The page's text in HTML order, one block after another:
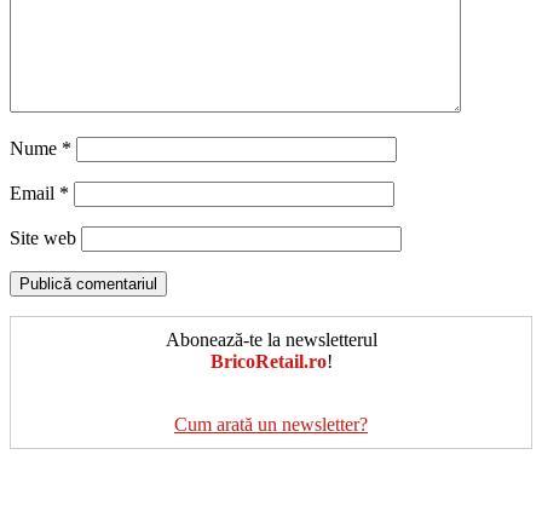
Nume *
Email *
Site web
Abonează-te la newsletterul
BricoRetail.ro!
Cum arată un newsletter?